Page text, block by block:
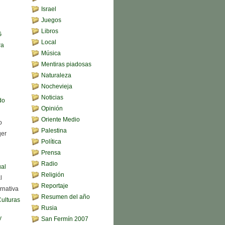
Israel
Juegos
Libros
Local
Música
Mentiras piadosas
Naturaleza
Nochevieja
Noticias
Opinión
Oriente Medio
Palestina
Política
Prensa
Radio
Religión
Reportaje
Resumen del año
Rusia
San Fermín 2007